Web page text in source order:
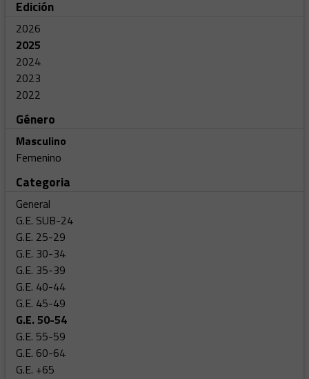
Edición
2026
2025
2024
2023
2022
Género
Masculino
Femenino
Categoria
General
G.E. SUB-24
G.E. 25-29
G.E. 30-34
G.E. 35-39
G.E. 40-44
G.E. 45-49
G.E. 50-54
G.E. 55-59
G.E. 60-64
G.E. +65